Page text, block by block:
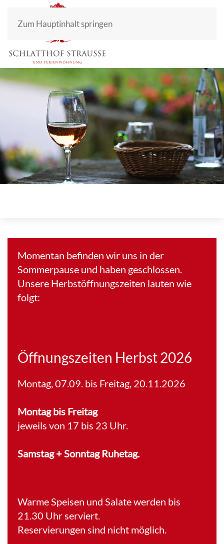
Zum Hauptinhalt springen
Momentan befinden wir uns in der
Sommerpause und haben geschlossen.
Unsere Herbstöffnungszeiten lauten wie
folgt:
Öffnungszeiten Herbst 2026
Montag, 07.09. bis Freitag, 20.11.2026
Montag bis Freitag
jeweils von 17 bis 23 Uhr.
Samstag + Sonntag Ruhetag.
Warme Speisen und Salate werden bis
21.30 Uhr serviert.
Reservierungen sind nicht möglich.